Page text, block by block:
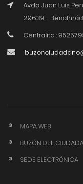
Avda. Juan Luis
29639 -
Centralita :
MAPA WEB
BUZÓN DEL
SEDE ELECTRÓNICA